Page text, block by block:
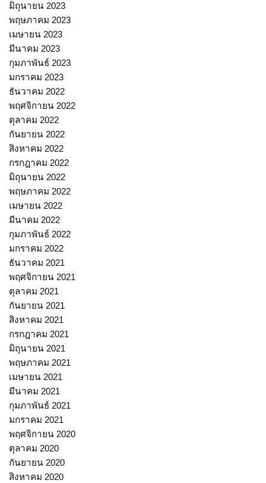
มิถุนายน 2023
พฤษภาคม 2023
เมษายน 2023
มีนาคม 2023
กุมภาพันธ์ 2023
มกราคม 2023
ธันวาคม 2022
พฤศจิกายน 2022
ตุลาคม 2022
กันยายน 2022
สิงหาคม 2022
กรกฎาคม 2022
มิถุนายน 2022
พฤษภาคม 2022
เมษายน 2022
มีนาคม 2022
กุมภาพันธ์ 2022
มกราคม 2022
ธันวาคม 2021
พฤศจิกายน 2021
ตุลาคม 2021
กันยายน 2021
สิงหาคม 2021
กรกฎาคม 2021
มิถุนายน 2021
พฤษภาคม 2021
เมษายน 2021
มีนาคม 2021
กุมภาพันธ์ 2021
มกราคม 2021
พฤศจิกายน 2020
ตุลาคม 2020
กันยายน 2020
สิงหาคม 2020